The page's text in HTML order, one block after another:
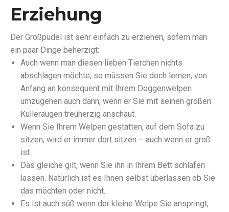
Erziehung
Der Großpudel ist sehr einfach zu erziehen, sofern man
ein paar Dinge beherzigt:
Auch wenn man diesen lieben Tierchen nichts
abschlagen möchte, so müssen Sie doch lernen, von
Anfang an konsequent mit Ihrem Doggenwelpen
umzugehen auch dann, wenn er Sie mit seinen großen
Kulleraugen treuherzig anschaut.
Wenn Sie Ihrem Welpen gestatten, auf dem Sofa zu
sitzen, wird er immer dort sitzen – auch wenn er groß
ist.
Das gleiche gilt, wenn Sie ihn in Ihrem Bett schlafen
lassen. Natürlich ist es Ihnen selbst überlassen ob Sie
das möchten oder nicht.
Es ist auch süß wenn der kleine Welpe Sie anspringt,